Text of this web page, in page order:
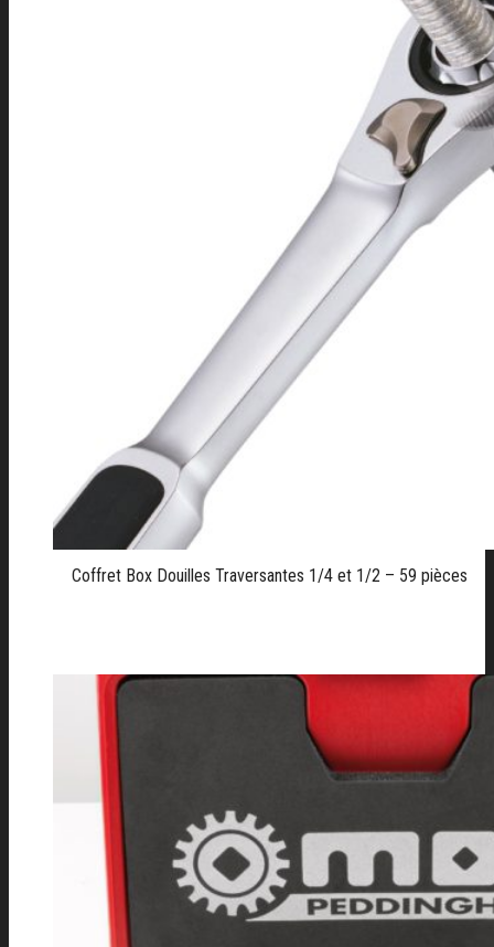
Coffret Box Douilles Traversantes 1/4 et 1/2 – 59 pièces